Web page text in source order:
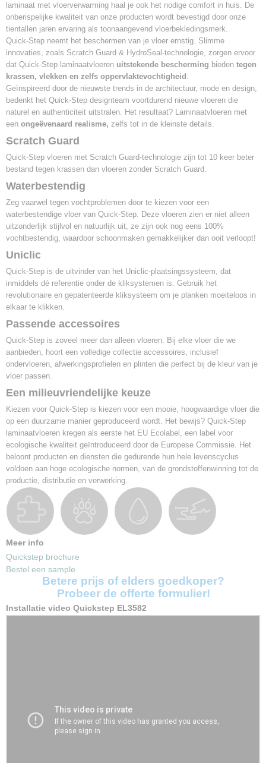
Vloerverwarming
Geschikt
Toplaag
Scratch guard technologie
Vochtbescherming
laminaat met vloerverwarming haal je ook het nodige comfort in huis. De
onberispelijke kwaliteit van onze producten wordt bevestigd door onze
tientallen jaren ervaring als toonaangevend vloerbekledingsmerk.
Quick-Step neemt het beschermen van je vloer ernstig. Slimme
innovaties, zoals Scratch Guard & HydroSeal-technologie, zorgen ervoor
dat Quick-Step laminaatvloeren uitstekende bescherming bieden tegen
krassen, vlekken en zelfs oppervlaktevochtigheid .
Geïnspireerd door de nieuwste trends in de architectuur, mode en design,
bedenkt het Quick-Step designteam voortdurend nieuwe vloeren die
naturel en authenticiteit uitstralen. Het resultaat? Laminaatvloeren met
een ongeëvenaard realisme, zelfs tot in de kleinste details.
Scratch Guard
Quick-Step vloeren met Scratch Guard-technologie zijn tot 10 keer beter
bestand tegen krassen dan vloeren zonder Scratch Guard.
Waterbestendig
Zeg vaarwel tegen vochtproblemen door te kiezen voor een
waterbestendige vloer van Quick-Step. Deze vloeren zien er niet alleen
uitzonderlijk stijlvol en natuurlijk uit, ze zijn ook nog eens 100%
vochtbestendig, waardoor schoonmaken gemakkelijker dan ooit verloopt!
Uniclic
Quick-Step is de uitvinder van het Uniclic-plaatsingssysteem, dat
inmiddels dé referentie onder de kliksystemen is. Gebruik het
revolutionaire en gepatenteerde kliksysteem om je planken moeiteloos in
elkaar te klikken.
Passende accessoires
Quick-Step is zoveel meer dan alleen vloeren. Bij elke vloer die we
aanbieden, hoort een volledige collectie accessoires, inclusief
ondervloeren, afwerkingsprofielen en plinten die perfect bij de kleur van je
vloer passen.
Een milieuvriendelijke keuze
Kiezen voor Quick-Step is kiezen voor een mooie, hoogwaardige vloer die
op een duurzame manier geproduceerd wordt. Het bewijs? Quick-Step
laminaatvloeren kregen als eerste het EU Ecolabel, een label voor
ecologische kwaliteit geïntroduceerd door de Europese Commissie. Het
beloont producten en diensten die gedurende hun hele levenscyclus
voldoen aan hoge ecologische normen, van de grondstoffenwinning tot de
productie, distributie en verwerking.
Meer info
Quickstep brochure
Bestel een sample
Betere prijs of elders goedkoper?
Probeer de offerte formulier!
Installatie video Quickstep EL3582